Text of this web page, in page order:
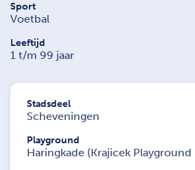
Sport
Voetbal
Leeftijd
1 t/m 99 jaar
Stadsdeel
Scheveningen
Playground
Haringkade (Krajicek Playground